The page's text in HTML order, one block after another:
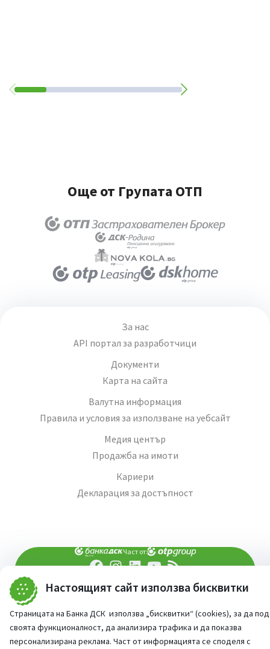
Настоящият сайт използва бисквитки
Страницата на Банка ДСК използва „бисквитки“ (cookies), за да
своята функционалност, да анализира трафика и да показва
персонализирана реклама. Част от информацията се споделя с
Още от Групата ОТП
За нас
API портал за разработчици
Документи
Карта на сайта
Валутна информация
Правила и условия за използване на уебсайт
Медия център
Продажба на имоти
Кариери
Декларация за достъпност
Част от:
При въпроси -попитай AI асистента ни
Всички права запазени
Сайт от:StudioX